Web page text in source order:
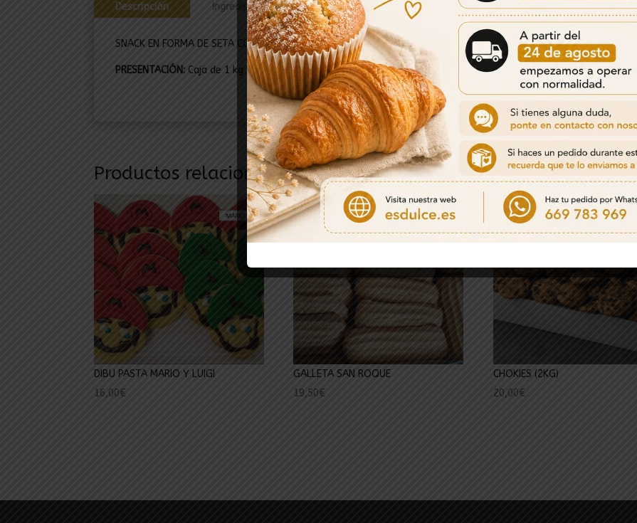
Descripción Ingredientes Información Nutricional
SNACK EN FORMA DE SETA CON UN TALLO DE GALLETA Y CABEZA CON RECUBRIMIENTO CON SABOR FRESA.
PRESENTACIÓN: Caja de 1 kg
Productos relacionados
DIBU PASTA MARIO Y LUIGI
16,00€
GALLETA SAN ROQUE
19,50€
CHOKIES (2KG)
20,00€